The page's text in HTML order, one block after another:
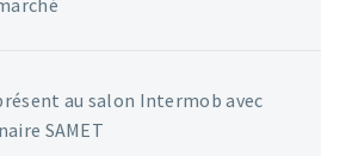
au salon Intermob avec
SAMET